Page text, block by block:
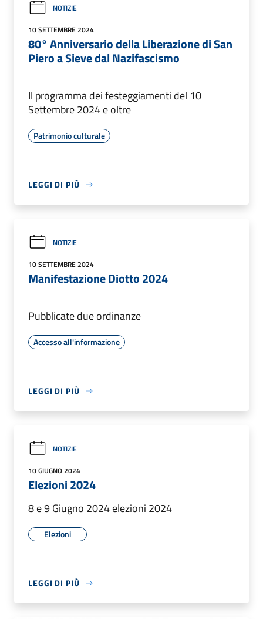
NOTIZIE
10 SETTEMBRE 2024
80° Anniversario della Liberazione di San
Piero a Sieve dal Nazifascismo
Il programma dei festeggiamenti del 10
Settembre 2024 e oltre
Patrimonio culturale
LEGGI DI PIÙ
NOTIZIE
10 SETTEMBRE 2024
Manifestazione Diotto 2024
Pubblicate due ordinanze
Accesso all'informazione
LEGGI DI PIÙ
NOTIZIE
10 GIUGNO 2024
Elezioni 2024
8 e 9 Giugno 2024 elezioni 2024
Elezioni
LEGGI DI PIÙ